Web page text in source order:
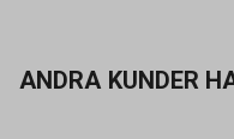
ANDRA KUNDER